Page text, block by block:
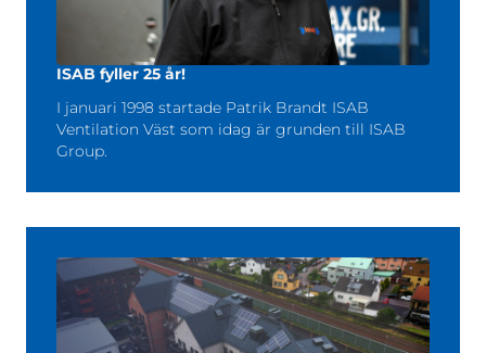
ISAB fyller 25 år!
I januari 1998 startade Patrik Brandt ISAB
Ventilation Väst som idag är grunden till ISAB
Group.